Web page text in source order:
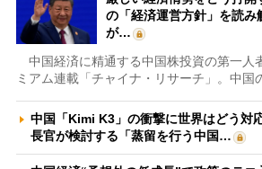
の「経済運営方針」を読
が…
中国経済に精通する中国株投資の第一人
ミアム連載「チャイナ・リサーチ」。中国
中国「Kimi K3」の衝撃に世界はどう
長官が検討する「蒸留を行う中国…